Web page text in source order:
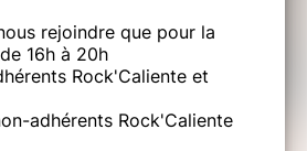
rejoindre que pour la
16h à 20h
Rock'Caliente et
adhérents Rock'Caliente